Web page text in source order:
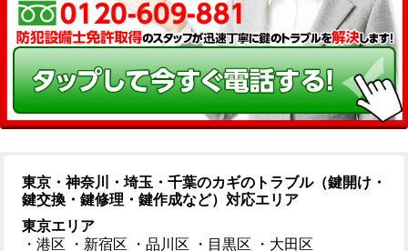
東京・神奈川・埼玉・千葉のカギのトラブル（鍵開け・
鍵交換・鍵修理・鍵作成など）対応エリア
東京エリア
・港区
・新宿区 ・品川区 ・目黒区
・大田区